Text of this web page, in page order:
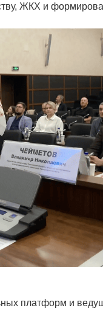
ЖКХ и
платформ и